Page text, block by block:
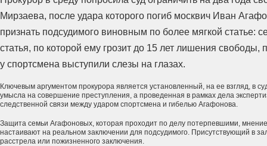
Мирзаева, после удара которого погиб москвич Иван
признать подсудимого виновным по более мягкой статье:
статья, по которой ему грозит до 15 лет лишения свободы,
у спортсмена выступили слезы на глазах.
Ключевым аргументом прокурора является установленный, на ее взгляд, в
умысла на совершение преступления, а проведенная в рамках дела
следственной связи между ударом спортсмена и гибелью Агафонова.
Защита семьи Агафоновых, которая проходит по делу потерпевшими,
настаивают на реальном заключении для подсудимого. Присутствующий в
расстрела или пожизненного заключения.